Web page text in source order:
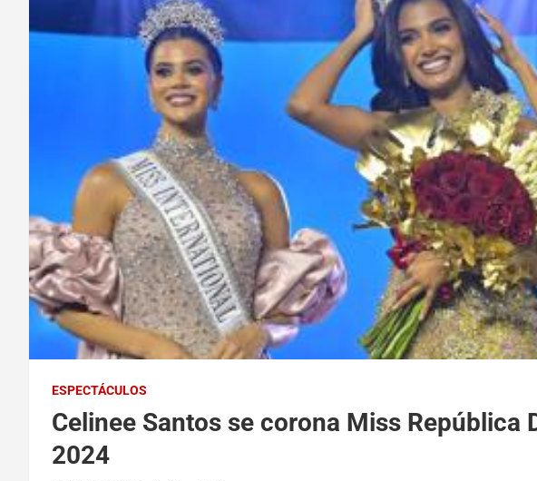
ESPECTÁCULOS
Celinee Santos se corona Miss República
2024